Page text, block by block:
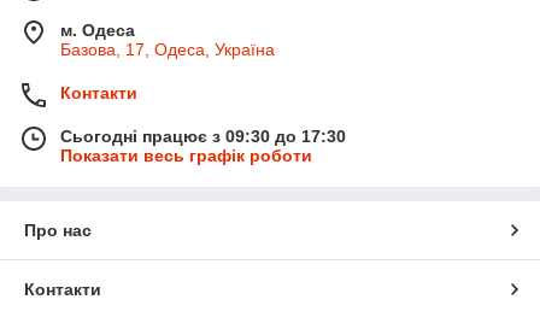
м. Одеса
Базова, 17, Одеса, Україна
Контакти
Сьогодні працює з 09:30 до 17:30
Показати весь графік роботи
Про нас
Контакти